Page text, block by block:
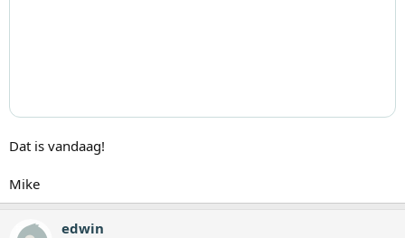
Dat is vandaag!
Mike
edwin